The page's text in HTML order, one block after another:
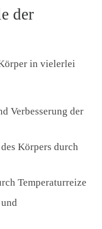
der
in vielerlei
Verbesserung der
Körpers durch
Temperaturreize